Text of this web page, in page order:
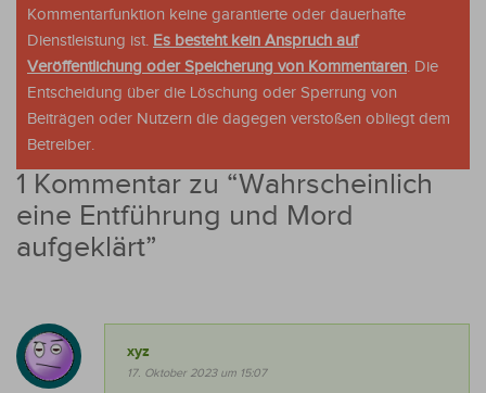
Kommentarfunktion keine garantierte oder dauerhafte
Dienstleistung ist. Es besteht kein Anspruch auf
Veröffentlichung oder Speicherung von Kommentaren. Die
Entscheidung über die Löschung oder Sperrung von
Beiträgen oder Nutzern die dagegen verstoßen obliegt dem
Betreiber.
1 Kommentar zu “Wahrscheinlich
eine Entführung und Mord
aufgeklärt”
xyz
17. Oktober 2023 um 15:07